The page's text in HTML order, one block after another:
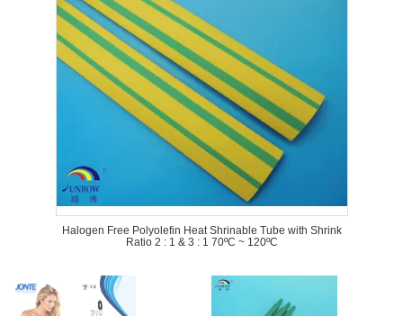
Halogen Free Polyolefin Heat Shrinable Tube with Shrink
Ratio 2 : 1 & 3 : 1 70ºC ~ 120ºC